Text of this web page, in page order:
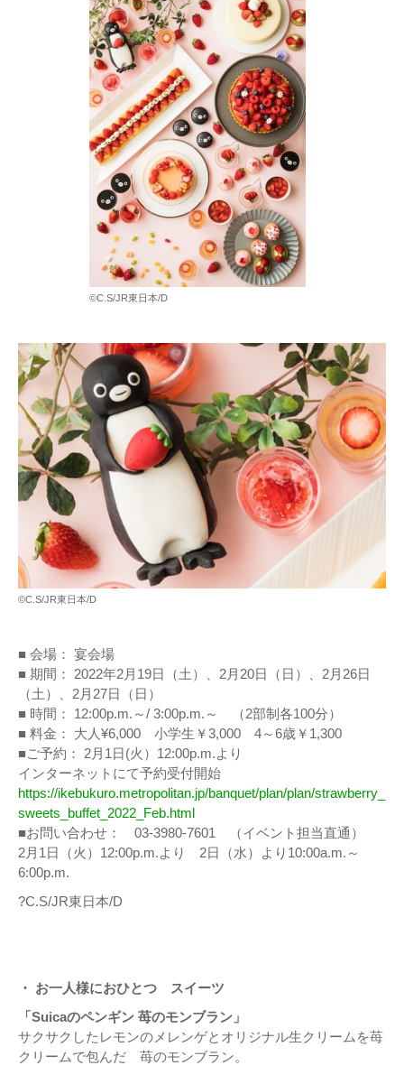
©C.S/JR東日本/D
©C.S/JR東日本/D
■ 会場： 宴会場
■ 期間： 2022年2月19日（土）、2月20日（日）、2月26日
（土）、2月27日（日）
■ 時間： 12:00p.m.～/ 3:00p.m.～ （2部制各100分）
■ 料金： 大人¥6,000 小学生￥3,000 4～6歳￥1,300
■ご予約： 2月1日(火）12:00p.m.より
インターネットにて予約受付開始
https://ikebukuro.metropolitan.jp/banquet/plan/plan/strawberry_
sweets_buffet_2022_Feb.html
■お問い合わせ： 03-3980-7601 （イベント担当直通）
2月1日（火）12:00p.m.より 2日（水）より10:00a.m.～
6:00p.m.
?C.S/JR東日本/D
・ お一人様におひとつ スイーツ
「Suicaのペンギン 苺のモンブラン」
サクサクしたレモンのメレンゲとオリジナル生クリームを苺
クリームで包んだ 苺のモンブラン。